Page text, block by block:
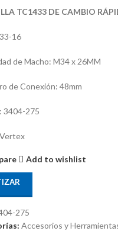
TC1433 DE CAMBIO
16
de Macho: M34 x 26MM
de Conexión: 48mm
3404-275
Add to wishlist
275
Accesorios y